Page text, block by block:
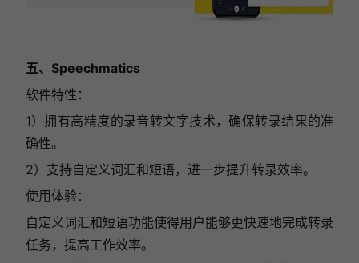
五、Speechmatics
软件特性：
1）拥有高精度的录音转文字技术，确保转录结果的准
确性。
2）支持自定义词汇和短语，进一步提升转录效率。
使用体验：
自定义词汇和短语功能使得用户能够更快速地完成转录
任务，提高工作效率。